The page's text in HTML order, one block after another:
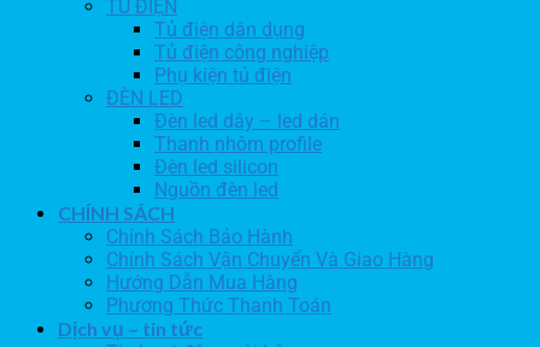
TỦ ĐIỆN
Tủ điện dân dụng
Tủ điện công nghiệp
Phụ kiện tủ điện
ĐÈN LED
Đèn led dây – led dán
Thanh nhôm profile
Đèn led silicon
Nguồn đèn led
CHÍNH SÁCH
Chính Sách Bảo Hành
Chính Sách Vận Chuyển Và Giao Hàng
Hướng Dẫn Mua Hàng
Phương Thức Thanh Toán
Dịch vụ – tin tức